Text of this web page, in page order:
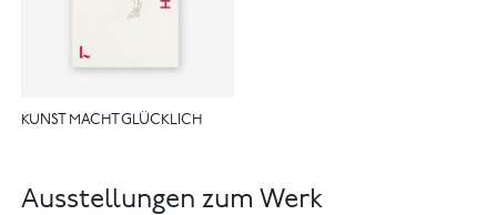
KUNST MACHT GLÜCKLICH
Ausstellungen zum Werk